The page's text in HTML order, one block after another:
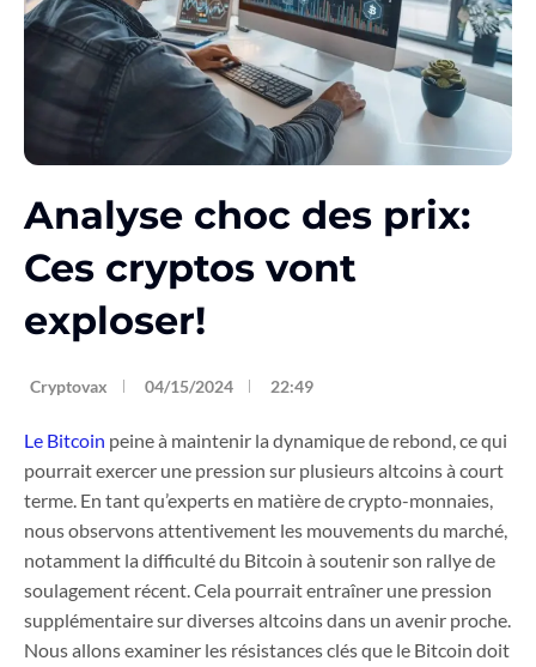
Analyse choc des prix:
Ces cryptos vont
exploser!
Cryptovax 04/15/2024 22:49
Le Bitcoin peine à maintenir la dynamique de rebond, ce qui
pourrait exercer une pression sur plusieurs altcoins à court
terme. En tant qu’experts en matière de crypto-monnaies,
nous observons attentivement les mouvements du marché,
notamment la difficulté du Bitcoin à soutenir son rallye de
soulagement récent. Cela pourrait entraîner une pression
supplémentaire sur diverses altcoins dans un avenir proche.
Nous allons examiner les résistances clés que le Bitcoin doit